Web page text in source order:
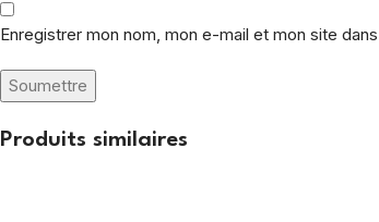
Enregistrer mon nom, mon e-mail et mon site
Produits similaires